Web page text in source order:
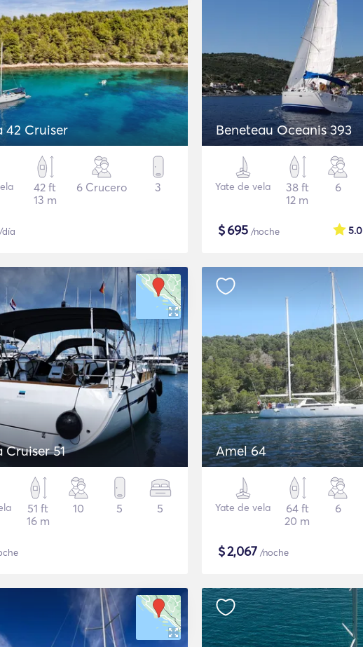
42 Cruiser
42 ft
13 m
6 Crucero 3
/día
Beneteau Oceanis 393
Yate de vela
38 ft
12 m
6
$695 /noche 5.0
Cruiser 51
51 ft
16 m
10 5 5
Amel 64
Yate de vela
64 ft
20 m
6
$2,067 /noche